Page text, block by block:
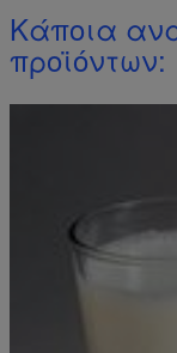
Κάποια
προϊόντων: